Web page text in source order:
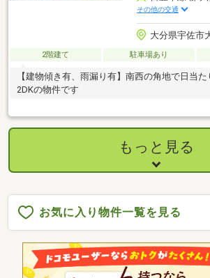
その他の交通
大分県宇佐市
2階建て 駐車場あり
【建物傾き有、雨漏り有】南西の角地で日当た
2DKの物件です
もっと見る
お気に入り物件一覧を見る